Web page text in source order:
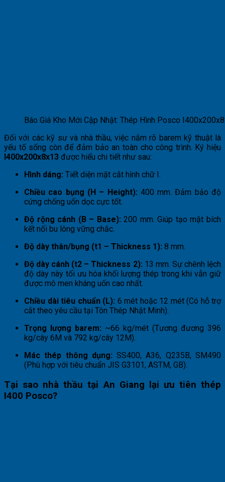
Báo Giá Kho Mới Cập Nhật: Thép Hình Posco
Đối với các kỹ sư và nhà thầu, việc nắm rõ barem kỹ thuật là
yếu tố sống còn để đảm bảo an toàn cho công trình. Ký hiệu
I400x200x8x13 được hiểu chi tiết như sau:
Hình dáng: Tiết diện mặt cắt hình chữ I.
Chiều cao bụng (H – Height): 400 mm. Đảm bảo độ
cứng chống uốn dọc cực tốt.
Độ rộng cánh (B – Base): 200 mm. Giúp tạo mặt bích
kết nối bu lông vững chắc.
Độ dày thân/bụng (t1 – Thickness 1): 8 mm.
Độ dày cánh (t2 – Thickness 2): 13 mm. Sự chênh lệch
độ dày này tối ưu hóa khối lượng thép trong khi vẫn giữ
được mô men kháng uốn cao nhất.
Chiều dài tiêu chuẩn (L): 6 mét hoặc 12 mét (Có hỗ trợ
cắt theo yêu cầu tại Tôn Thép Nhật Minh).
Trọng lượng barem: ~66 kg/mét (Tương đương 396
kg/cây 6M và 792 kg/cây 12M).
Mác thép thông dụng: SS400, A36, Q235B, SM490
(Phù hợp với tiêu chuẩn JIS G3101, ASTM, GB).
Tại sao nhà thầu tại An Giang lại ưu tiên thép
I400 Posco?